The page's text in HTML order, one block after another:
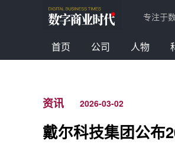
专注于
首页 公司 人物
资讯 2026-03-02
戴尔科技集团公布